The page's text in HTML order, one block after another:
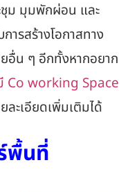
ชุม มุมพักผ่อน และ
ารสร้างโอกาสทาง
อื่น ๆ อีกทั้งหากอยาก
Co working Space
ละเอียดเพิ่มเติมได้
พื้นที่